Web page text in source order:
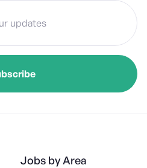
Jobs by Area